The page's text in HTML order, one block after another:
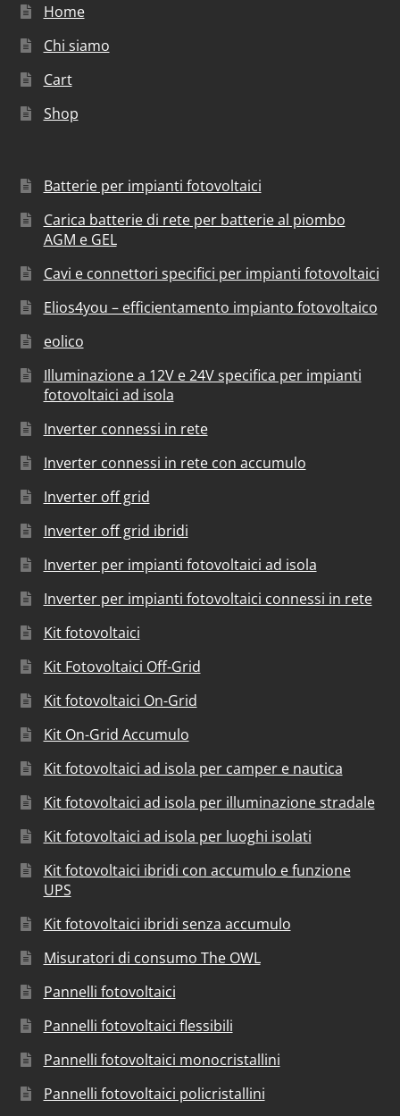
Home
Chi siamo
Cart
Shop
Batterie per impianti fotovoltaici
Carica batterie di rete per batterie al piombo
AGM e GEL
Cavi e connettori specifici per impianti fotovoltaici
Elios4you – efficientamento impianto fotovoltaico
eolico
Illuminazione a 12V e 24V specifica per impianti
fotovoltaici ad isola
Inverter connessi in rete
Inverter connessi in rete con accumulo
Inverter off grid
Inverter off grid ibridi
Inverter per impianti fotovoltaici ad isola
Inverter per impianti fotovoltaici connessi in rete
Kit fotovoltaici
Kit Fotovoltaici Off-Grid
Kit fotovoltaici On-Grid
Kit On-Grid Accumulo
Kit fotovoltaici ad isola per camper e nautica
Kit fotovoltaici ad isola per illuminazione stradale
Kit fotovoltaici ad isola per luoghi isolati
Kit fotovoltaici ibridi con accumulo e funzione
UPS
Kit fotovoltaici ibridi senza accumulo
Misuratori di consumo The OWL
Pannelli fotovoltaici
Pannelli fotovoltaici flessibili
Pannelli fotovoltaici monocristallini
Pannelli fotovoltaici policristallini